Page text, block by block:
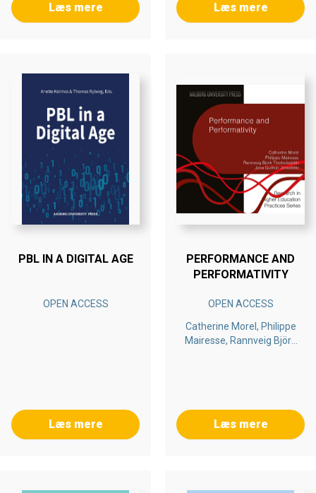
Læs mere Læs mere
PBL IN A DIGITAL AGE
OPEN ACCESS
Læs mere
PERFORMANCE AND
PERFORMATIVITY
OPEN ACCESS
Catherine Morel, Philippe
Mairesse, Rannveig Björk
Læs mere